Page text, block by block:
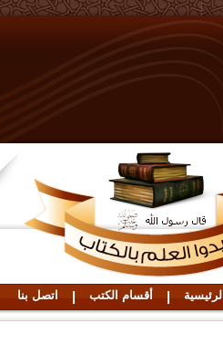
الرئيسية | أقسام الكتب | اتصل بنا